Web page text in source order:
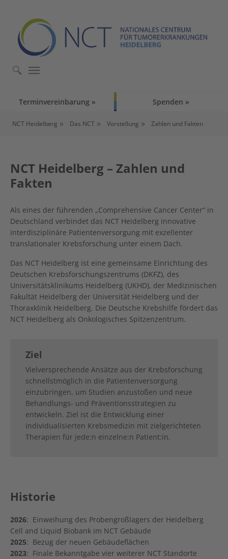
Terminvereinbarung Spenden
NCT Heidelberg Das NCT Vorstellung Zahlen und Fakten
NCT Heidelberg – Zahlen und
Fakten
Als eines der führenden „Comprehensive Cancer Center“ in
Deutschland verbindet das NCT Heidelberg innovative
interdisziplinäre Patientenversorgung mit exzellenter
translationaler Krebsforschung unter einem Dach.
Das NCT Heidelberg ist eine gemeinsame Einrichtung des
Deutschen Krebsforschungszentrums (DKFZ), des
Universitätsklinikums Heidelberg (UKHD), der Medizinischen
Fakultät Heidelberg der Universität Heidelberg und der
Thoraxklinik Heidelberg. Die Deutsche Krebshilfe fördert das
NCT Heidelberg als Onkologisches Spitzenzentrum.
Ziel
Vielversprechende Ansätze aus der Krebsforschung
schnellstmöglich in die Patientenversorgung
einzubringen, um Studien anzustoßen und neue
Behandlungs- und Präventionsstrategien zu
entwickeln. Ziel ist die Entwicklung einer
individualisierten Krebsmedizin mit zielgerichteten
Therapien für jede:n einzelne:n Patient:in.
Historie
2026: Einweihung des Probengroßlagers der Heidelberg
Cell and Liquid Biobank im NCT Gebäude
2025: Bezug der neuen Gebäudeflächen
2023: Finale Bekanntgabe vier weiterer NCT Standorte